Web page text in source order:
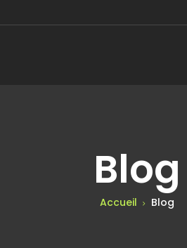
Blog
Accueil Blog